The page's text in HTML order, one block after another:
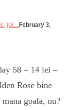
joi…February 3,
58 – 14 lei –
Rose bine
goala, nu?